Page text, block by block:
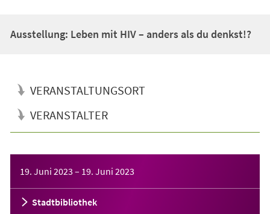
Ausstellung: Leben mit HIV – anders als du denkst!?
VERANSTALTUNGSORT
VERANSTALTER
19. Juni 2023 – 19. Juni 2023
Stadtbibliothek